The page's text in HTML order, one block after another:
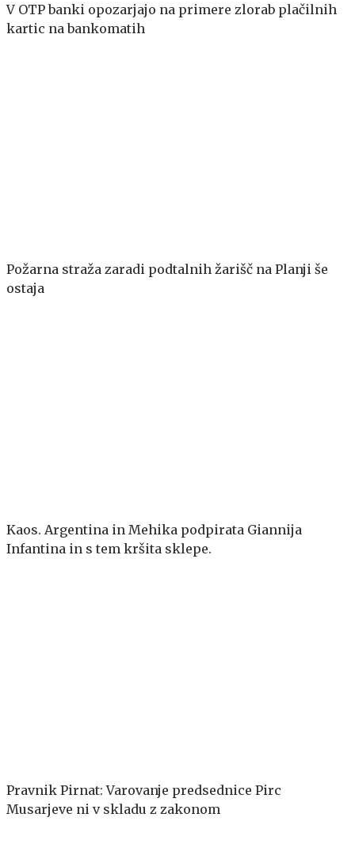
V OTP banki opozarjajo na primere zlorab plačilnih
kartic na bankomatih
Požarna straža zaradi podtalnih žarišč na Planji še
ostaja
Kaos. Argentina in Mehika podpirata Giannija
Infantina in s tem kršita sklepe.
Pravnik Pirnat: Varovanje predsednice Pirc
Musarjeve ni v skladu z zakonom